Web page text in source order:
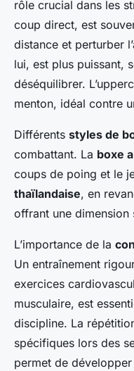
rôle crucial dans les
coup direct, est
distance et perturber
lui, est plus puissant,
déséquilibrer.
menton, idéal contre
Différents styles de
combattant. La boxe
coups de poing et le
thaïlandaise, en
offrant une dimension
L’importance de la
Un entraînement
exercices
musculaire, est
discipline. La
spécifiques lors des
permet de développer